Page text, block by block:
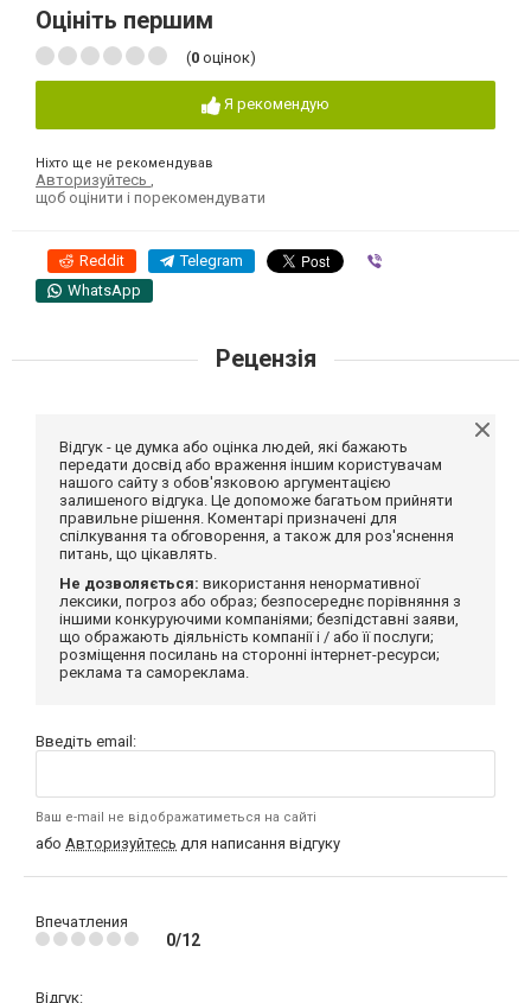
Оцініть першим
(0 оцінок)
Я рекомендую
Ніхто ще не рекомендував
Авторизуйтесь
щоб оцінити і порекомендувати
Reddit Telegram
WhatsApp
Рецензія
Відгук - це думка або оцінка людей, які бажають
передати досвід або враження іншим користувачам
нашого сайту з обов'язковою аргументацією
залишеного відгука. Це допоможе багатьом прийняти
правильне рішення. Коментарі призначені для
спілкування та обговорення, а також для роз'яснення
питань, що цікавлять.
Не дозволяється: використання ненормативної
лексики, погроз або образ; безпосереднє порівняння з
іншими конкуруючими компаніями; безпідставні заяви,
що ображають діяльність компанії і / або її послуги;
розміщення посилань на сторонні інтернет-ресурси;
реклама та самореклама.
Введіть email:
Ваш e-mail не відображатиметься на сайті
або Авторизуйтесь для написання відгуку
Впечатления
0/12
Відгук: